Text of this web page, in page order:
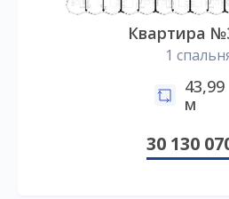
Квартира
1
43,99
м
30 130